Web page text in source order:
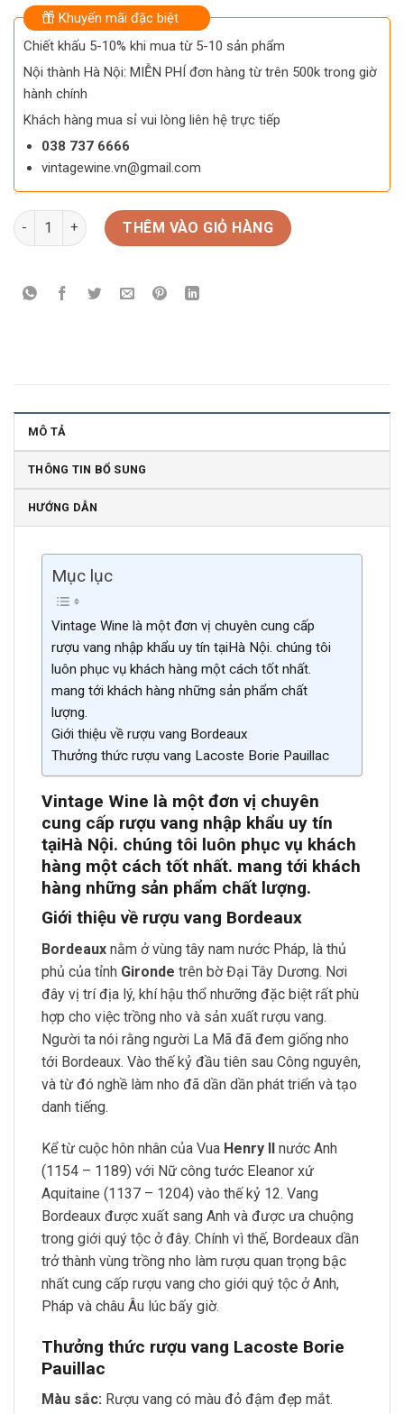
Khuyến mãi đặc biệt
Chiết khấu 5-10% khi mua từ 5-10 sản phẩm
Nội thành Hà Nội: MIỄN PHÍ đơn hàng từ trên 500k trong giờ
hành chính
Khách hàng mua sỉ vui lòng liên hệ trực tiếp
038 737 6666
vintagewine.vn@gmail.com
Rượu vang Pháp Lacoste Borie Pauillac số lượng
THÊM VÀO GIỎ HÀNG
MÔ TẢ
THÔNG TIN BỔ SUNG
HƯỚNG DẪN
Mục lục
Vintage Wine là một đơn vị chuyên cung cấp
rượu vang nhập khẩu uy tín tạiHà Nội. chúng tôi
luôn phục vụ khách hàng một cách tốt nhất.
mang tới khách hàng những sản phẩm chất
lượng.
Giới thiệu về rượu vang Bordeaux
Thưởng thức rượu vang Lacoste Borie Pauillac
Vintage Wine là một đơn vị chuyên
cung cấp rượu vang nhập khẩu uy tín
tạiHà Nội. chúng tôi luôn phục vụ khách
hàng một cách tốt nhất. mang tới khách
hàng những sản phẩm chất lượng.
Giới thiệu về rượu vang Bordeaux
Bordeaux nằm ở vùng tây nam nước Pháp, là thủ
phủ của tỉnh Gironde trên bờ Đại Tây Dương. Nơi
đây vị trí địa lý, khí hậu thổ nhưỡng đặc biệt rất phù
hợp cho việc trồng nho và sản xuất rượu vang.
Người ta nói rằng người La Mã đã đem giống nho
tới Bordeaux. Vào thế kỷ đầu tiên sau Công nguyên,
và từ đó nghề làm nho đã dần dần phát triển và tạo
danh tiếng.
Kể từ cuộc hôn nhân của Vua Henry II nước Anh
(1154 – 1189) với Nữ công tước Eleanor xứ
Aquitaine (1137 – 1204) vào thế kỷ 12. Vang
Bordeaux được xuất sang Anh và được ưa chuộng
trong giới quý tộc ở đây. Chính vì thế, Bordeaux dần
trở thành vùng trồng nho làm rượu quan trọng bậc
nhất cung cấp rượu vang cho giới quý tộc ở Anh,
Pháp và châu Âu lúc bấy giờ.
Thưởng thức rượu vang Lacoste Borie
Pauillac
Màu sắc: Rượu vang có màu đỏ đậm đẹp mắt.